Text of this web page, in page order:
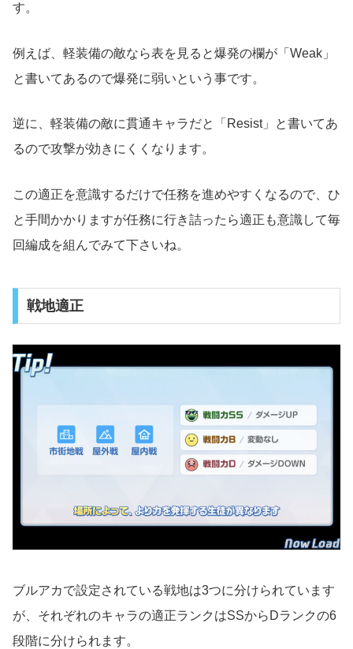
す。
例えば、軽装備の敵なら表を見ると爆発の欄が「Weak」
と書いてあるので爆発に弱いという事です。
逆に、軽装備の敵に貫通キャラだと「Resist」と書いてあ
るので攻撃が効きにくくなります。
この適正を意識するだけで任務を進めやすくなるので、ひ
と手間かかりますが任務に行き詰ったら適正も意識して毎
回編成を組んでみて下さいね。
戦地適正
ブルアカで設定されている戦地は3つに分けられています
が、それぞれのキャラの適正ランクはSSからDランクの6
段階に分けられます。